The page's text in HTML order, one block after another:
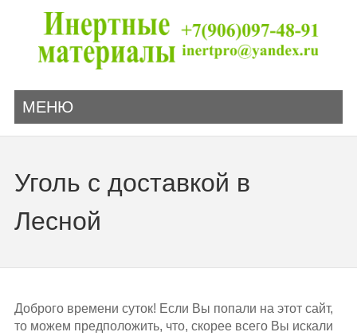
МЕНЮ
Уголь с доставкой в
Лесной
Доброго времени суток! Если Вы попали на этот сайт,
то можем предположить, что, скорее всего Вы искали